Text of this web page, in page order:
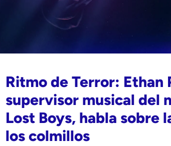
Ritmo de Terror: Ethan
supervisor musical del
Lost Boys, habla sobre
los colmillos